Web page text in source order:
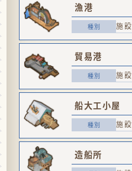
漁港
施設
貿易港
施設
船大工小屋
施設
造船所